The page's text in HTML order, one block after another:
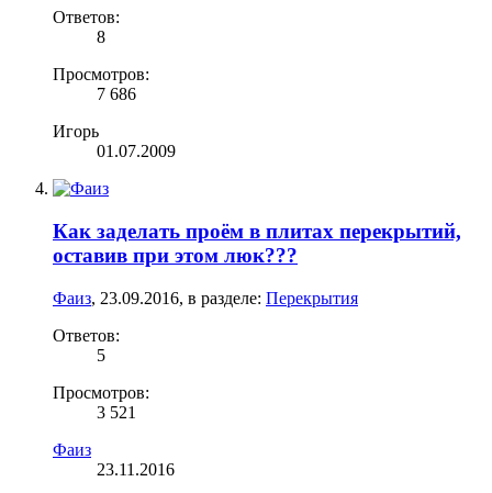
Ответов:
8
Просмотров:
7 686
Игорь
01.07.2009
Как заделать проём в плитах перекрытий,
оставив при этом люк???
Фаиз, 23.09.2016, в разделе: Перекрытия
Ответов:
5
Просмотров:
3 521
Фаиз
23.11.2016